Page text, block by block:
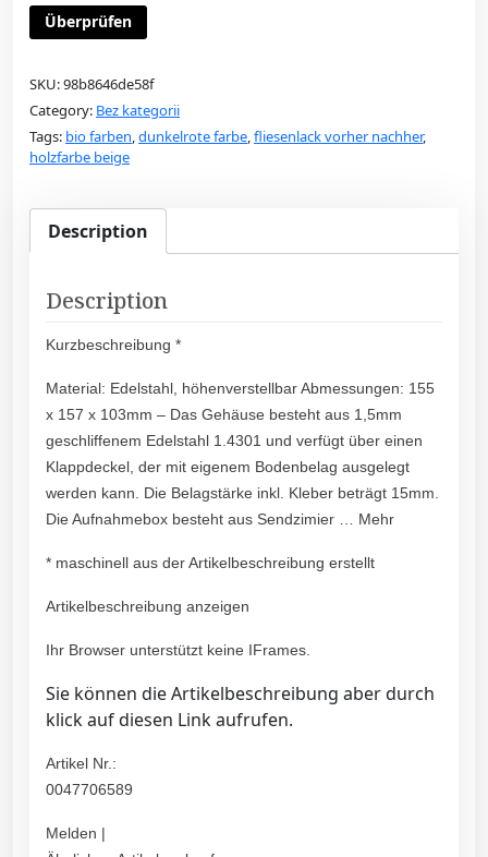
Überprüfen
SKU:98b8646de58f
Category: Bez kategorii
Tags: bio farben,dunkelrote farbe,fliesenlack vorher nachher,
holzfarbe beige
Description
Description
Kurzbeschreibung *
Material: Edelstahl, höhenverstellbar Abmessungen: 155
x 157 x 103mm – Das Gehäuse besteht aus 1,5mm
geschliffenem Edelstahl 1.4301 und verfügt über einen
Klappdeckel, der mit eigenem Bodenbelag ausgelegt
werden kann. Die Belagstärke inkl. Kleber beträgt 15mm.
Die Aufnahmebox besteht aus Sendzimier … Mehr
* maschinell aus der Artikelbeschreibung erstellt
Artikelbeschreibung anzeigen
Ihr Browser unterstützt keine IFrames.
Sie können die Artikelbeschreibung aber durch
klick auf diesen Link aufrufen.
Artikel Nr.:
0047706589
Melden |